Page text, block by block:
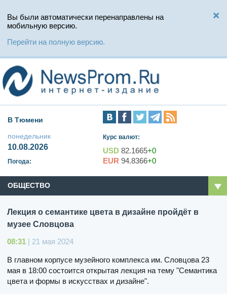
Вы были автоматически перенаправлены на
мобильную версию.
Перейти на полную версию.
В Тюмени
понедельник
10.08.2026
Погода:
Курс валют:
USD 82.1665+0
EUR 94.8366+0
ОБЩЕСТВО
Лекция о семантике цвета в дизайне пройдёт в
музее Словцова
08:31 | 21 мая 2024
В главном корпусе музейного комплекса им. Словцова 23
мая в 18:00 состоится открытая лекция на тему "Семантика
цвета и формы в искусствах и дизайне".